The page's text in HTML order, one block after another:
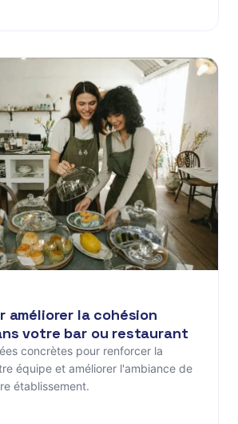
améliorer la cohésion
votre bar ou restaurant
concrètes pour renforcer la
équipe et améliorer l'ambiance de
établissement.